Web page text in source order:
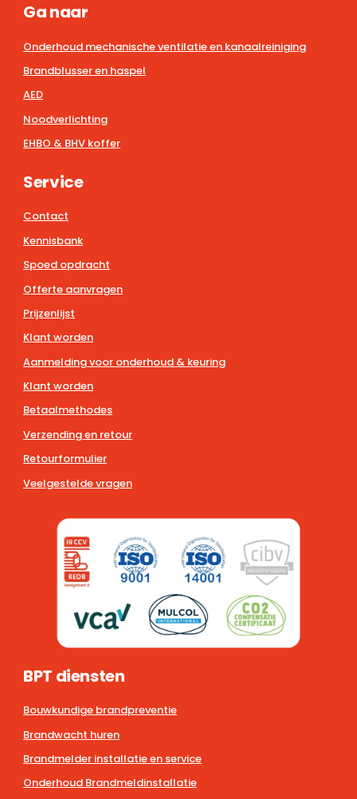
Ga naar
Onderhoud mechanische ventilatie en kanaalreiniging
Brandblusser en haspel
AED
Noodverlichting
EHBO & BHV koffer
Service
Contact
Kennisbank
Spoed opdracht
Offerte aanvragen
Prijzenlijst
Klant worden
Aanmelding voor onderhoud & keuring
Klant worden
Betaalmethodes
Verzending en retour
Retourformulier
Veelgestelde vragen
BPT diensten
Bouwkundige brandpreventie
Brandwacht huren
Brandmelder installatie en service
Onderhoud Brandmeldinstallatie